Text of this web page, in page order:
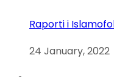
Raporti i
24 January, 2022